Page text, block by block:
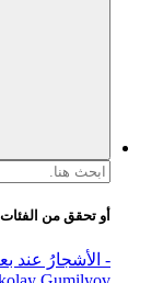
البحث
أو تحقق من الفئات
- الأشجارُ عند